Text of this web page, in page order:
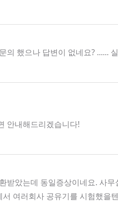
의 했으나 답변이 없네요? ......
안내해드리겠습니다!
았는데 동일증상이네요. 사
여러회사 공유기를 시험했을